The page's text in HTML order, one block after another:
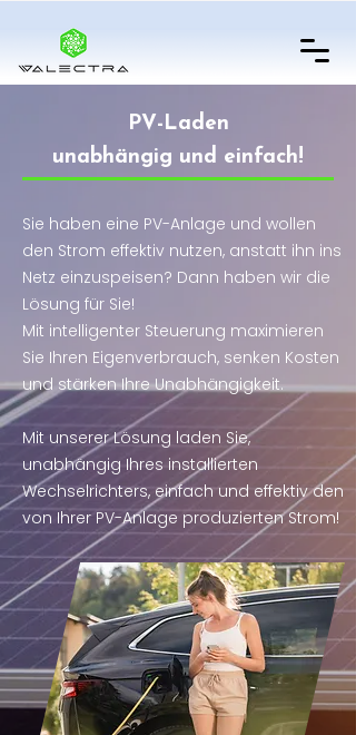
PV-Laden
unabhängig und einfach!
Sie haben eine PV-Anlage und wollen
den Strom effektiv nutzen, anstatt ihn ins
Netz einzuspeisen? Dann haben wir die
Lösung für Sie!
Mit intelligenter Steuerung maximieren
Sie Ihren Eigenverbrauch, senken Kosten
und stärken Ihre Unabhängigkeit.
Mit unserer Lösung laden Sie,
unabhängig Ihres installierten
Wechselrichters, einfach und effektiv den
von Ihrer PV-Anlage produzierten Strom!